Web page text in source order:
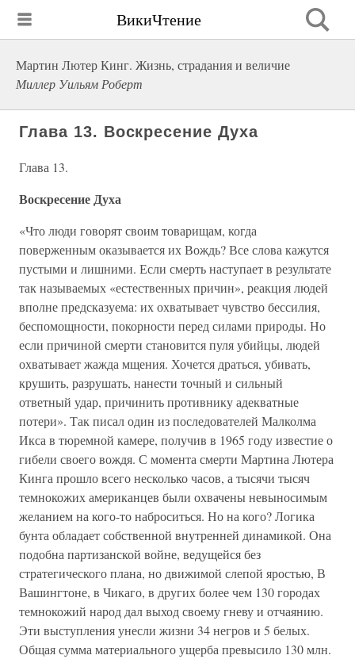
ВикиЧтение
Мартин Лютер Кинг. Жизнь, страдания и величие
Миллер Уильям Роберт
Глава 13. Воскресение Духа
Глава 13.
Воскресение Духа
«Что люди говорят своим товарищам, когда
поверженным оказывается их Вождь? Все слова кажутся
пустыми и лишними. Если смерть наступает в результате
так называемых «естественных причин», реакция людей
вполне предсказуема: их охватывает чувство бессилия,
беспомощности, покорности перед силами природы. Но
если причиной смерти становится пуля убийцы, людей
охватывает жажда мщения. Хочется драться, убивать,
крушить, разрушать, нанести точный и сильный
ответный удар, причинить противнику адекватные
потери». Так писал один из последователей Малколма
Икса в тюремной камере, получив в 1965 году известие о
гибели своего вождя. С момента смерти Мартина Лютера
Кинга прошло всего несколько часов, а тысячи тысяч
темнокожих американцев были охвачены невыносимым
желанием на кого-то наброситься. Но на кого? Логика
бунта обладает собственной внутренней динамикой. Она
подобна партизанской войне, ведущейся без
стратегического плана, но движимой слепой яростью, В
Вашингтоне, в Чикаго, в других более чем 130 городах
темнокожий народ дал выход своему гневу и отчаянию.
Эти выступления унесли жизни 34 негров и 5 белых.
Общая сумма материального ущерба превысило 130 млн.